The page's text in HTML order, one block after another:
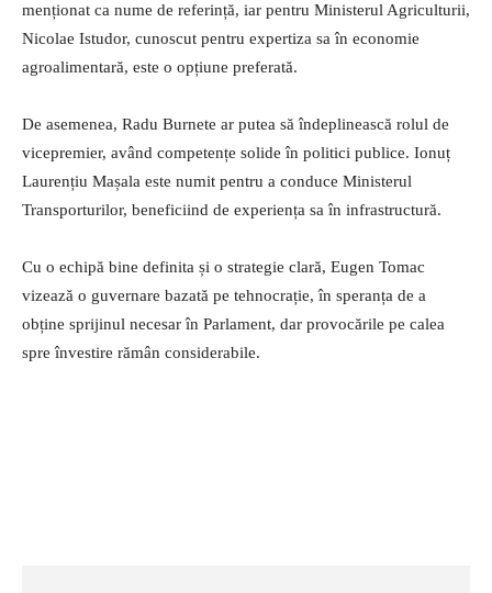
menționat ca nume de referință, iar pentru Ministerul Agriculturii,
Nicolae Istudor, cunoscut pentru expertiza sa în economie
agroalimentară, este o opțiune preferată.
De asemenea, Radu Burnete ar putea să îndeplinească rolul de
vicepremier, având competențe solide în politici publice. Ionuț
Laurențiu Mașala este numit pentru a conduce Ministerul
Transporturilor, beneficiind de experiența sa în infrastructură.
Cu o echipă bine definita și o strategie clară, Eugen Tomac
vizează o guvernare bazată pe tehnocrație, în speranța de a
obține sprijinul necesar în Parlament, dar provocările pe calea
spre învestire rămân considerabile.